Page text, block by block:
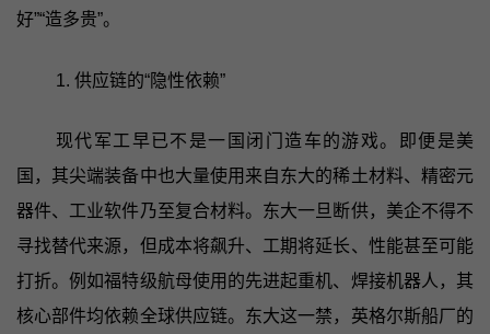
好”“造多贵”。
1. 供应链的“隐性依赖”
现代军工早已不是一国闭门造车的游戏。即便是美
国，其尖端装备中也大量使用来自东大的稀土材料、精密元
器件、工业软件乃至复合材料。东大一旦断供，美企不得不
寻找替代来源，但成本将飙升、工期将延长、性能甚至可能
打折。例如福特级航母使用的先进起重机、焊接机器人，其
核心部件均依赖全球供应链。东大这一禁，英格尔斯船厂的